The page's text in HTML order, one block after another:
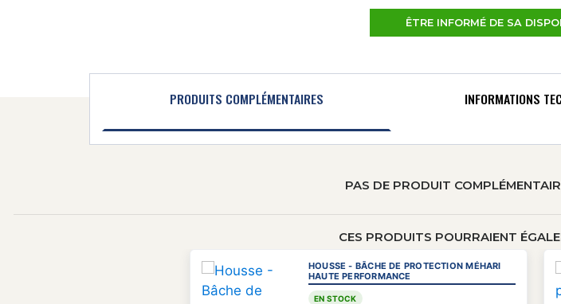
ÊTRE INFORMÉ DE SA
PRODUITS COMPLÉMENTAIRES INFORMATIONS
PAS DE PRODUIT
CES PRODUITS POURRAIENT
HOUSSE - BÂCHE DE PROTECTION MÉHARI
HAUTE PERFORMANCE
EN STOCK